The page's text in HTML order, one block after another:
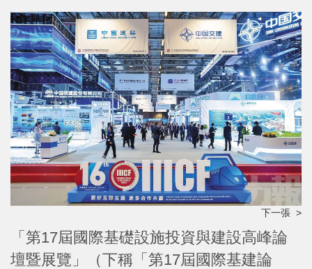
下一張 >
「第17屆國際基礎設施投資與建設高峰論
壇暨展覽」（下稱「第17屆國際基建論